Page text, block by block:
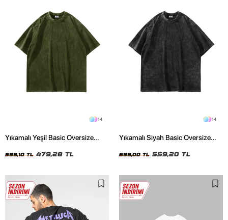
14
Yıkamalı Yeşil Basic Oversize
599,10 TL 479,28 TL
14
Yıkamalı Siyah Basic Oversize
699,00 TL 559,20 TL